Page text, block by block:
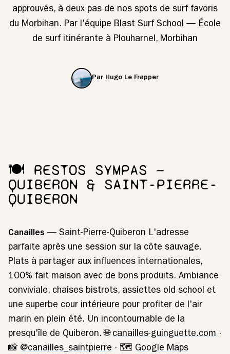
approuvés, à deux pas de nos spots de surf favoris
du Morbihan. Par l'équipe Blast Surf School — École
de surf itinérante à Plouharnel, Morbihan
Par Hugo Le Frapper
🍽️ RESTOS SYMPAS —
QUIBERON & SAINT-PIERRE-
QUIBERON
Canailles — Saint-Pierre-Quiberon L'adresse
parfaite après une session sur la côte sauvage.
Plats à partager aux influences internationales,
100% fait maison avec de bons produits. Ambiance
conviviale, chaises bistrots, assiettes old school et
une superbe cour intérieure pour profiter de l'air
marin en plein été. Un incontournable de la
presqu'île de Quiberon. 🌐 canailles-guinguette.com ·
📸 @canailles_saintpierre · 🗺️ Google Maps